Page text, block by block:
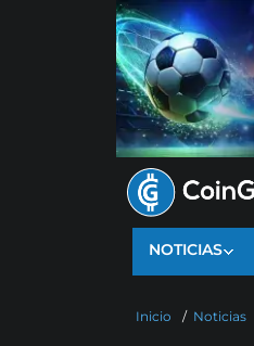
NOTICIAS
Inicio / Noticias